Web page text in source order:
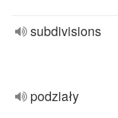
subdivisions
podziały